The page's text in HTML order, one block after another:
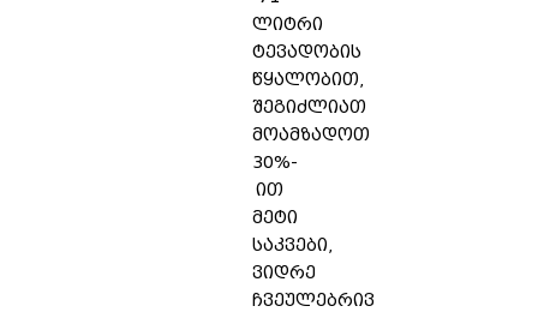
ლიტრი
ტევადობის
წყალობით,
შეგიძლიათ
მოამზადოთ
30%-
ით
მეტი
საკვები,
ვიდრე
ჩვეულებრივ